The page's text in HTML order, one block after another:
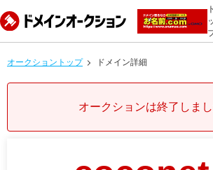
ト
オークショントップ ドメイン詳細
オークションは終了しまし